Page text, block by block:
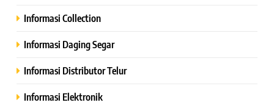
Informasi Collection
Informasi Daging Segar
Informasi Distributor Telur
Informasi Elektronik